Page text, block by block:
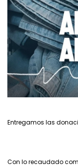
Entregamos las
Con lo recaudado